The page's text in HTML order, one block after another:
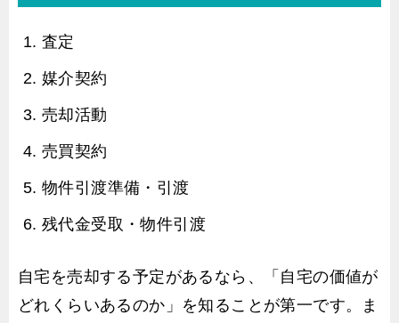
査定
媒介契約
売却活動
売買契約
物件引渡準備・引渡
残代金受取・物件引渡
自宅を売却する予定があるなら、「自宅の価値が
どれくらいあるのか」を知ることが第一です。ま